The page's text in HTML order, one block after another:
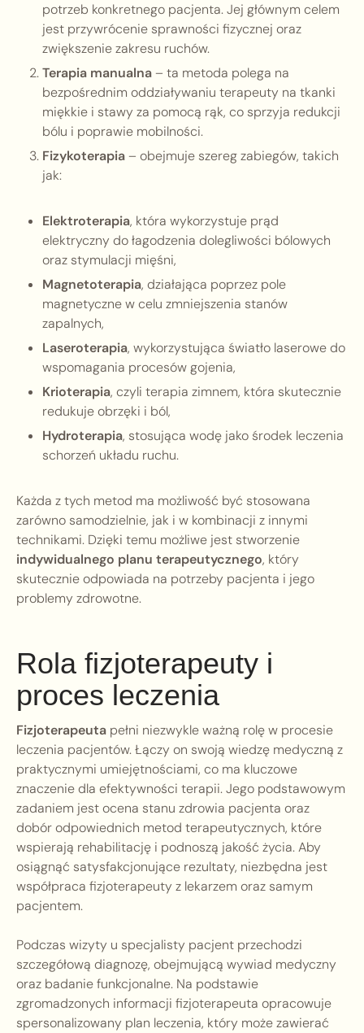
potrzeb konkretnego pacjenta. Jej głównym celem
jest przywrócenie sprawności fizycznej oraz
zwiększenie zakresu ruchów.
Terapia manualna– ta metoda polega na
bezpośrednim oddziaływaniu terapeuty na tkanki
miękkie i stawy za pomocą rąk, co sprzyja redukcji
bólu i poprawie mobilności.
Fizykoterapia– obejmuje szereg zabiegów, takich
jak:
Elektroterapia, która wykorzystuje prąd
elektryczny do łagodzenia dolegliwości bólowych
oraz stymulacji mięśni,
Magnetoterapia, działająca poprzez pole
magnetyczne w celu zmniejszenia stanów
zapalnych,
Laseroterapia, wykorzystująca światło laserowe do
wspomagania procesów gojenia,
Krioterapia, czyli terapia zimnem, która skutecznie
redukuje obrzęki i ból,
Hydroterapia, stosująca wodę jako środek leczenia
schorzeń układu ruchu.
Każda z tych metod ma możliwość być stosowana
zarówno samodzielnie, jak i w kombinacji z innymi
technikami. Dzięki temu możliwe jest stworzenie
indywidualnego planu terapeutycznego, który
skutecznie odpowiada na potrzeby pacjenta i jego
problemy zdrowotne.
Rola fizjoterapeuty i
proces leczenia
Fizjoterapeuta pełni niezwykle ważną rolę w procesie
leczenia pacjentów. Łączy on swoją wiedzę medyczną z
praktycznymi umiejętnościami, co ma kluczowe
znaczenie dla efektywności terapii. Jego podstawowym
zadaniem jest ocena stanu zdrowia pacjenta oraz
dobór odpowiednich metod terapeutycznych, które
wspierają rehabilitację i podnoszą jakość życia. Aby
osiągnąć satysfakcjonujące rezultaty, niezbędna jest
współpraca fizjoterapeuty z lekarzem oraz samym
pacjentem.
Podczas wizyty u specjalisty pacjent przechodzi
szczegółową diagnozę, obejmującą wywiad medyczny
oraz badanie funkcjonalne. Na podstawie
zgromadzonych informacji fizjoterapeuta opracowuje
spersonalizowany plan leczenia, który może zawierać